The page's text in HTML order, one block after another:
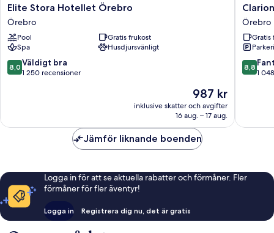
Elite
Stora
Hotellet
Örebro
Örebro
Elite Stora Hotellet Örebro
Örebro
Pool
Gratis frukost
Spa
Husdjursvänligt
8.0
av
8,0 Väldigt bra
1 250 recensioner
Priset
är
987 kr
987 kr
inklusive skatter och avgifter
16 aug. – 17 aug.
Clarion
Hotel
Örebro
Örebro
Örebro
Gratis
8.8
av
8,8
1
Jämför liknande boenden
Logga in för att se aktuella rabatter och förmåner. Fler
förmåner för fler äventyr!
Logga in Registrera dig nu, det är gratis